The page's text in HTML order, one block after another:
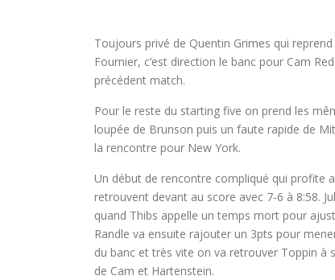
Toujours privé de Quentin Grimes qui
Fournier, c’est direction le banc pour Cam
précédent match.
Pour le reste du starting five on prend les
loupée de Brunson puis un faute rapide de
la rencontre pour New York.
Un début de rencontre compliqué qui profite
retrouvent devant au score avec 7-6 à 8:58.
quand Thibs appelle un temps mort pour
Randle va ensuite rajouter un 3pts pour
du banc et très vite on va retrouver Toppin à
de Cam et Hartenstein.